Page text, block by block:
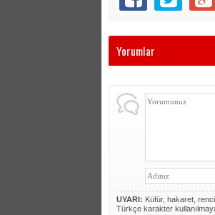
Yorumlar
UYARI: Küfür, hakaret,
Türkçe karakter